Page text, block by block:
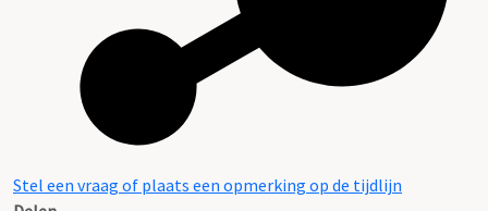
Stel een vraag of plaats een opmerking op de tijdlijn